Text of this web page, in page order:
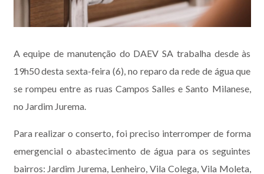
A equipe de manutenção do DAEV SA trabalha desde às
19h50 desta sexta-feira (6), no reparo da rede de água que
se rompeu entre as ruas Campos Salles e Santo Milanese,
no Jardim Jurema.
Para realizar o conserto, foi preciso interromper de forma
emergencial o abastecimento de água para os seguintes
bairros: Jardim Jurema, Lenheiro, Vila Colega, Vila Moleta,